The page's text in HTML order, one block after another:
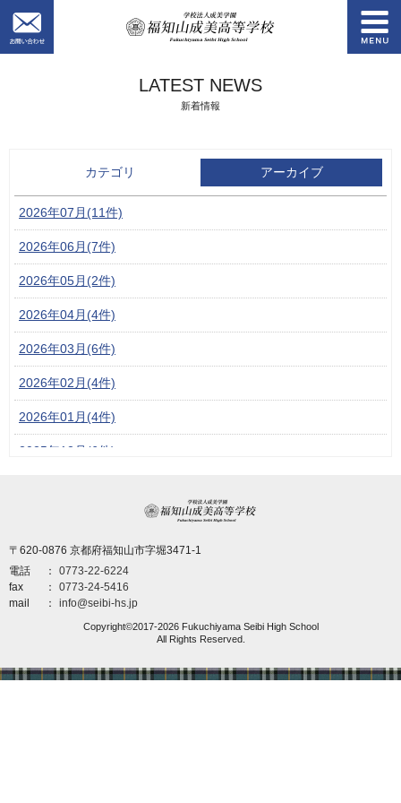
学校法人成美学
LATEST NEWS
新着情報
カテゴリ アーカイブ
2026年07月(11件)
2026年06月(7件)
2026年05月(2件)
2026年04月(4件)
2026年03月(6件)
2026年02月(4件)
2026年01月(4件)
2025年12月(6件)
2025年09月(6件)
2025年08月(5件)
2025年07月(3件)
〒620-0876 京都府福知山市字堀3471-1
電話
0773-22-6224
fax
0773-24-5416
mail
info@seibi-hs.jp
Copyright©2017-2026 Fukuchiyama Seibi High School
All Rights Reserved.